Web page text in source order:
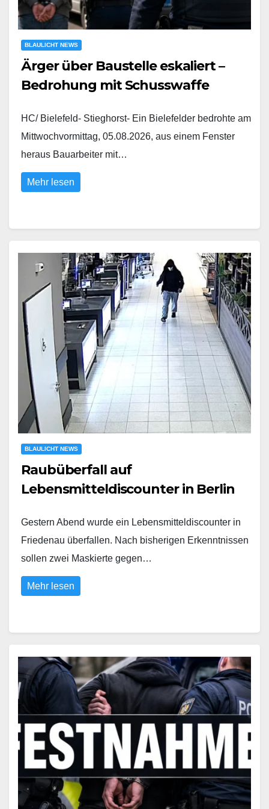
BLAULICHT NEWS
Ärger über Baustelle eskaliert –
Bedrohung mit Schusswaffe
HC/ Bielefeld- Stieghorst- Ein Bielefelder bedrohte am
Mittwochvormittag, 05.08.2026, aus einem Fenster
heraus Bauarbeiter mit…
Mehr lesen
BLAULICHT NEWS
Raubüberfall auf
Lebensmitteldiscounter in Berlin
Gestern Abend wurde ein Lebensmitteldiscounter in
Friedenau überfallen. Nach bisherigen Erkenntnissen
sollen zwei Maskierte gegen…
Mehr lesen